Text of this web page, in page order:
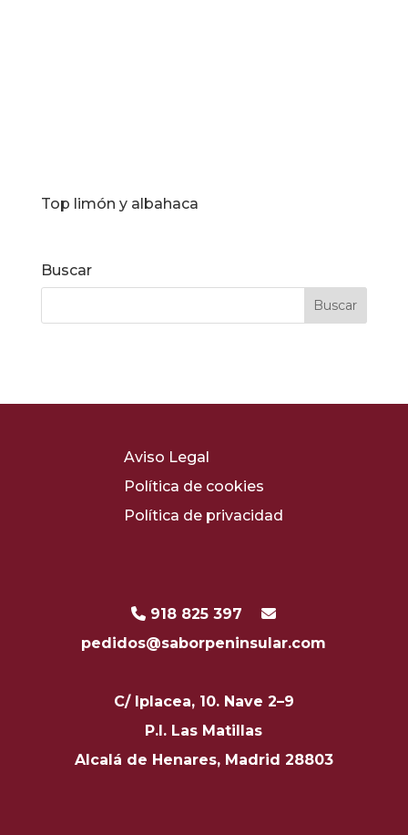
Top limón y albahaca
Buscar
Aviso Legal
Política de cookies
Política de privacidad
918 825 397
pedidos@saborpeninsular.com
C/ Iplacea, 10. Nave 2–9
P.I. Las Matillas
Alcalá de Henares, Madrid 28803